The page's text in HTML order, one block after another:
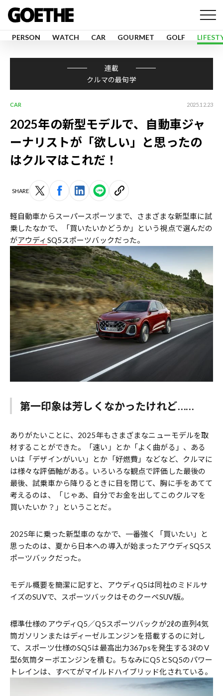
PERSON WATCH CAR GOURMET GOLF
連載
クルマの最旬学
CAR 2025.12.23
2025年の新型モデルで、自動車ジャ
ーナリストが「欲しい」と思ったの
はクルマはこれだ！
SHARE
軽自動車からスーパースポーツまで、さまざまな新型車に試
乗したなかで、「買いたいかどうか」という視点で選んだの
がアウディ SQ5スポーツバックだった。
第一印象は芳しくなかったけれど……
ありがたいことに、2025年もさまざまなニューモデルを取
材することができた。「速い」とか「よく曲がる」、ある
いは「デザインがいい」とか「好燃費」などなど、クルマに
は様々な評価軸がある。いろいろな観点で評価した最後の
最後、試乗車から降りるときに目を閉じて、胸に手をあてて
考えるのは、「じゃあ、自分でお金を出してこのクルマを
買いたいか？」ということだ。
2025年に乗った新型車のなかで、一番強く「買いたい」と
思ったのは、夏から日本への導入が始まったアウディSQ5ス
ポーツバックだった。
モデル概要を簡潔に記すと、アウディQ5は同社のミドルサ
イズのSUVで、スポーツバックはそのクーペSUV版。
標準仕様のアウディQ5／Q5スポーツバックが2ℓの直列4気
筒ガソリンまたはディーゼルエンジンを搭載するのに対し
て、スポーツ仕様のSQ5は最高出力367psを発生する3ℓのV
型6気筒ターボエンジンを積む。ちなみにQ5とSQ5のパワー
トレインは、すべてがマイルドハイブリッド化されている。